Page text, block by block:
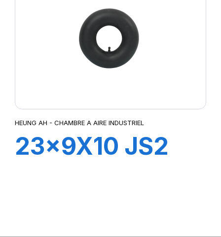
HEUNG AH - CHAMBRE A AIRE INDUSTRIEL
23x9X10 JS2